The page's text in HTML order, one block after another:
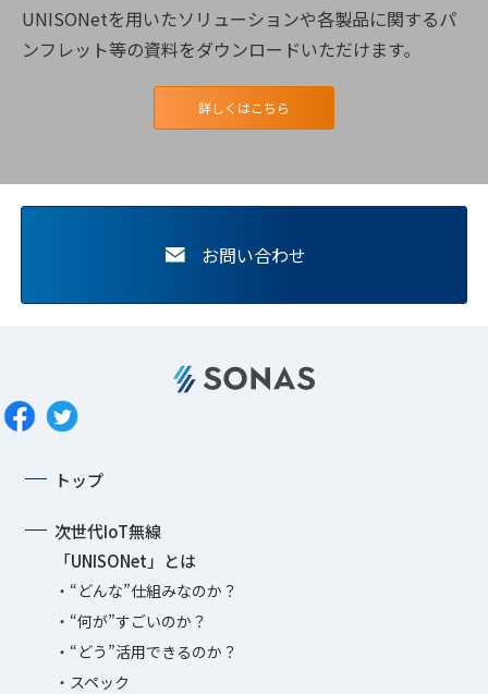
UNISONetを用いたソリューションや各製品に関するパ
ンフレット等の資料をダウンロードいただけます。
詳しくはこちら
お問い合わせ
トップ
次世代IoT無線
「UNISONet」とは
“どんな”仕組みなのか？
“何が”すごいのか？
“どう”活用できるのか？
スペック